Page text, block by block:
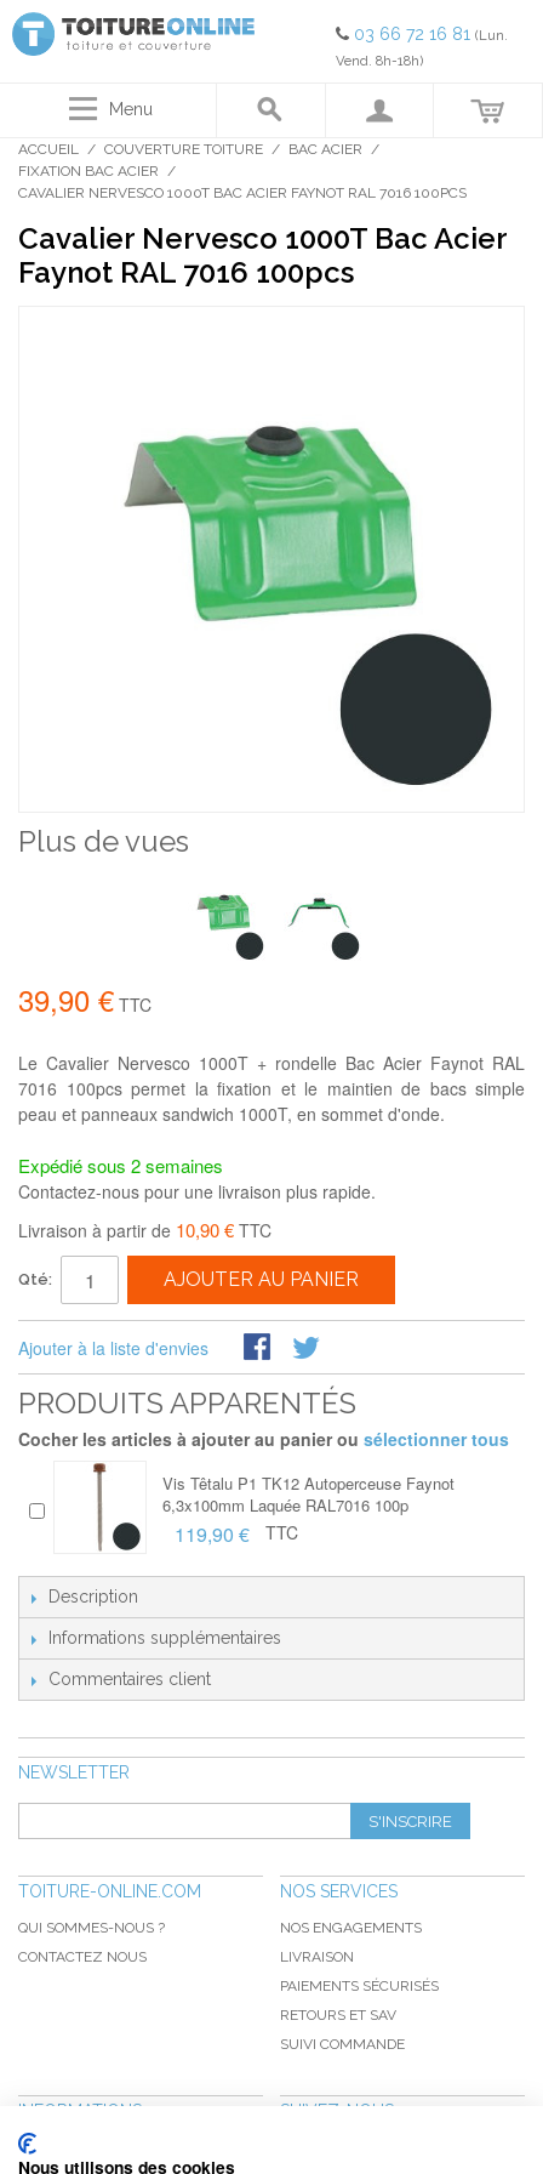
03 66 72 16 81 (Lun.
Vend. 8h-18h)
Menu
ACCUEIL / COUVERTURE TOITURE / BAC ACIER /
FIXATION BAC ACIER /
CAVALIER NERVESCO 1000T BAC ACIER FAYNOT RAL 7016 100PCS
Cavalier Nervesco 1000T Bac Acier
Faynot RAL 7016 100pcs
Plus de vues
39,90 € TTC
Le Cavalier Nervesco 1000T + rondelle Bac Acier Faynot RAL
7016 100pcs permet la fixation et le maintien de bacs simple
peau et panneaux sandwich 1000T, en sommet d'onde.
Expédié sous 2 semaines
Contactez-nous pour une livraison plus rapide.
Livraison à partir de 10,90 € TTC
Qté: AJOUTER AU PANIER
Ajouter à la liste d'envies
PRODUITS APPARENTÉS
Cocher les articles à ajouter au panier ou sélectionner tous
Vis Têtalu P1 TK12 Autoperceuse Faynot
6,3x100mm Laquée RAL7016 100p
119,90 € TTC
Description
Informations supplémentaires
Commentaires client
NEWSLETTER
S'INSCRIRE
TOITURE-ONLINE.COM
QUI SOMMES-NOUS ?
CONTACTEZ NOUS
NOS SERVICES
NOS ENGAGEMENTS
LIVRAISON
PAIEMENTS SÉCURISÉS
RETOURS ET SAV
SUIVI COMMANDE
INFORMATIONS
NOUVEAUTÉS
SUIVEZ-NOUS
Nous utilisons des cookies